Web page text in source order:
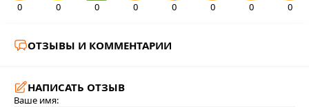
0 0 0 0 0 0 0 0
ОТЗЫВЫ И КОММЕНТАРИИ
НАПИСАТЬ ОТЗЫВ
Ваше имя: